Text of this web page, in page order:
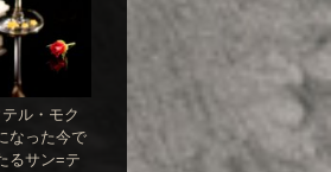
ル・モク
なった今で
るサン=テ